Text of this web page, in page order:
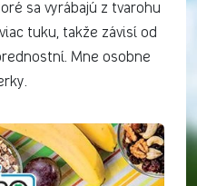
sa vyrábajú z tvarohu
tuku, takže závisí od
Mne osobne